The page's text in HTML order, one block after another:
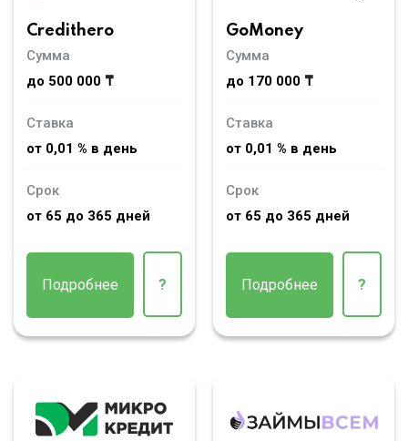
Credithero
Сумма
до 500 000 ₸
Ставка
от 0,01 % в день
Срок
от 65 до 365 дней
Подробнее ?
GoMoney
Сумма
до 170 000 ₸
Ставка
от 0,01 % в день
Срок
от 65 до 365 дней
Подробнее ?